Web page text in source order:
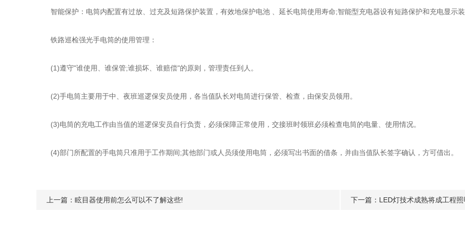
智能保护：电筒内配置有过放、过充及短路保护装置，有效地保护电池 、延长电筒使用寿命;智能型充电器设有短路保护和充电显示装
铁路巡检强光手电筒的使用管理：
(1)遵守"谁使用、谁保管;谁损坏、谁赔偿"的原则，管理责任到人。
(2)手电筒主要用于中、夜班巡逻保安员使用，各当值队长对电筒进行保管、检查，由保安员领用。
(3)电筒的充电工作由当值的巡逻保安员自行负责，必须保障正常使用，交接班时领班必须检查电筒的电量、使用情况。
(4)部门所配置的手电筒只准用于工作期间;其他部门或人员须使用电筒，必须写出书面的借条，并由当值队长签字确认，方可借出。
上一篇： 眩目器使用前怎么可以不了解这些! 下一篇： LED灯技术成熟将成工程